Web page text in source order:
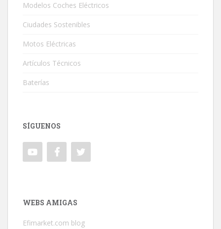
Modelos Coches Eléctricos
Ciudades Sostenibles
Motos Eléctricas
Artículos Técnicos
Baterías
SÍGUENOS
WEBS AMIGAS
Efimarket.com blog